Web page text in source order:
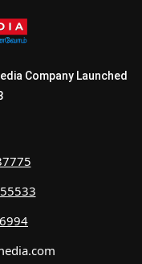
Company Launched